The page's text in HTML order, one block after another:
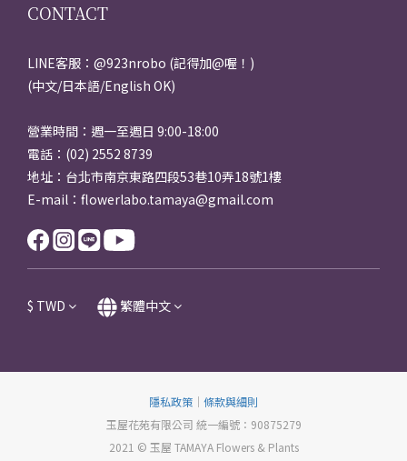
CONTACT
LINE客服：@923nrobo (記得加@喔！)
(中文/日本語/English OK)
營業時間：週一至週日 9:00-18:00
電話：(02) 2552 8739
地址：台北市南京東路四段53巷10弄18號1樓
E-mail：flowerlabo.tamaya@gmail.com
$ TWD 繁體中文
隱私政策 ｜ 條款與細則
玉屋花苑有限公司 統一編號：90875279
2021 © 玉屋 TAMAYA Flowers & Plants